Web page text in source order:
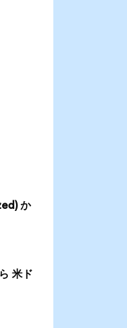
か
米ド